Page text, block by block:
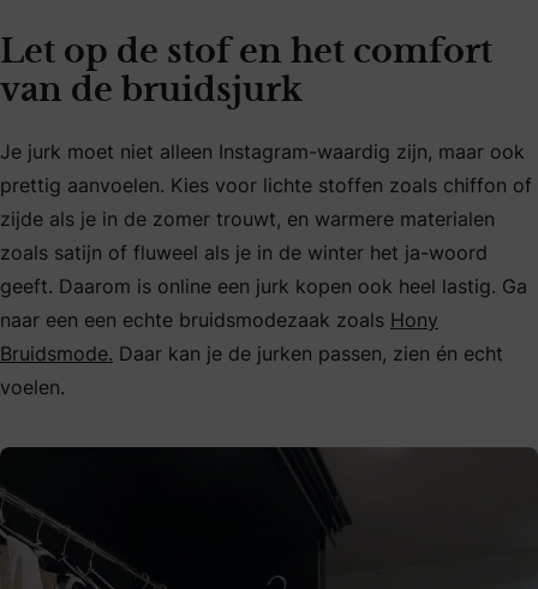
Let op de stof en het comfort
van de bruidsjurk
Je jurk moet niet alleen Instagram-waardig zijn, maar ook
prettig aanvoelen. Kies voor lichte stoffen zoals chiffon of
zijde als je in de zomer trouwt, en warmere materialen
zoals satijn of fluweel als je in de winter het ja-woord
geeft. Daarom is online een jurk kopen ook heel lastig. Ga
naar een een echte bruidsmodezaak zoals Hony
Bruidsmode. Daar kan je de jurken passen, zien én echt
voelen.